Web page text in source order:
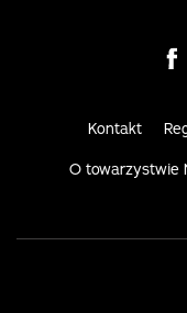
Kontakt
O towarzystwie